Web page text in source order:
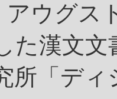
アウグス
た漢文文
所「デ